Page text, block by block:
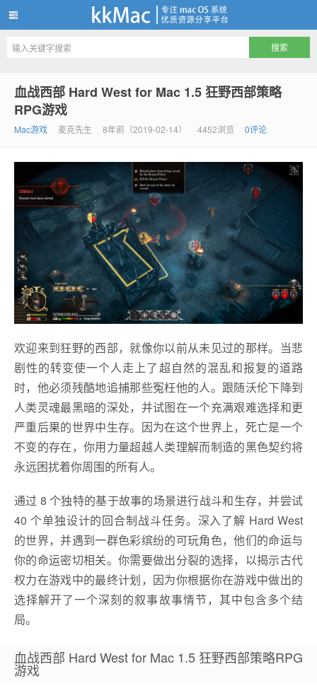
血战西部 Hard West for Mac 1.5 狂野西部策略
RPG游戏
Mac游戏 麦克先生 8年前（2019-02-14） 4452浏览 0评论
欢迎来到狂野的西部，就像你以前从未见过的那样。当悲
剧性的转变使一个人走上了超自然的混乱和报复的道路
时，他必须残酷地追捕那些冤枉他的人。跟随沃伦下降到
人类灵魂最黑暗的深处，并试图在一个充满艰难选择和更
严重后果的世界中生存。因为在这个世界上，死亡是一个
不变的存在，你用力量超越人类理解而制造的黑色契约将
永远困扰着你周围的所有人。
通过 8 个独特的基于故事的场景进行战斗和生存，并尝试
40 个单独设计的回合制战斗任务。深入了解 Hard West
的世界，并遇到一群色彩缤纷的可玩角色，他们的命运与
你的命运密切相关。你需要做出分裂的选择，以揭示古代
权力在游戏中的最终计划，因为你根据你在游戏中做出的
选择解开了一个深刻的叙事故事情节，其中包含多个结
局。
血战西部 Hard West for Mac 1.5 狂野西部策略RPG
游戏